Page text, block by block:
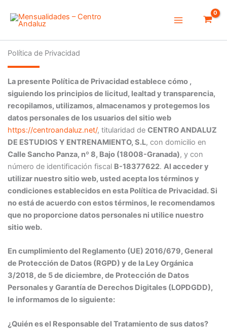
contenido
Menu
Política de Privacidad
La presente Política de Privacidad establece cómo ,
siguiendo los principios de licitud, lealtad y transparencia,
recopilamos, utilizamos, almacenamos y protegemos los
datos personales de los usuarios del sitio web
https://centroandaluz.net/, titularidad de CENTRO ANDALUZ
DE ESTUDIOS Y ENTRENAMIENTO, S.L, con domicilio en
Calle Sancho Panza, nº 8, Bajo (18008-Granada), y con
número de identificación fiscal B-18377622. Al acceder y
utilizar nuestro sitio web, usted acepta los términos y
condiciones establecidos en esta Política de Privacidad. Si
no está de acuerdo con estos términos, le recomendamos
que no proporcione datos personales ni utilice nuestro
sitio web.
En cumplimiento del Reglamento (UE) 2016/679, General
de Protección de Datos (RGPD) y de la Ley Orgánica
3/2018, de 5 de diciembre, de Protección de Datos
Personales y Garantía de Derechos Digitales (LOPDGDD),
le informamos de lo siguiente:
¿Quién es el Responsable del Tratamiento de sus datos?